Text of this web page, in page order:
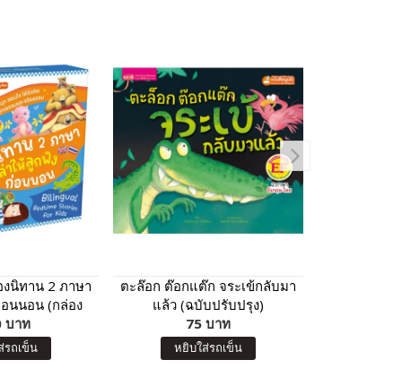
งนิทาน 2 ภาษา
นนอน (กล่อง
)
บาท
รถเข็น
ตะล๊อก ต๊อกแต๊ก จระเข้กลับมา
แล้ว (ฉบับปรับปรุง)
75 บาท
หยิบใส่รถเข็น